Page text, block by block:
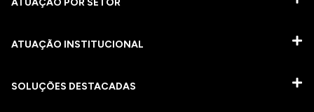
ATUAÇÃO POR SETOR
ATUAÇÃO INSTITUCIONAL
SOLUÇÕES DESTACADAS